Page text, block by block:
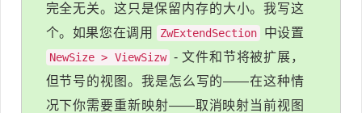
完全无关。这只是保留内存的大小。我写这
个。如果您在调用
ZwExtendSection 中设置
NewSize > ViewSizw - 文件和节将被扩展，
但节号的视图。我是怎么写的——在这种情
况下你需要重新映射——取消映射当前视图